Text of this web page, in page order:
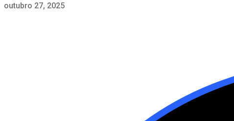
outubro 27, 2025